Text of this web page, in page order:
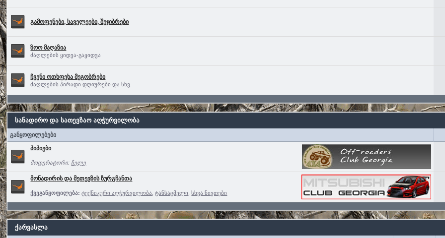
გამოფენები, საველეები, შეჯიბრები
ზოო მაღაზია
ძაღლების ყიდვა-გაყიდვა
ჩვენი ოთხფეხა მეგობრები
ძაღლების პირადი დღიურები და სხვ.
სანადირო და სათევზაო აღჭურვილობა
განყოფილებები
პიპიები
მოდერატორი: ჩელე
მონადირის და მეთევზის ზურგჩანთა
ქვეგანყოფილება: ტექნიკური აღჭურვილობა ,ტანსაცმელი ,სხვა ნივთები
ქარვასლა